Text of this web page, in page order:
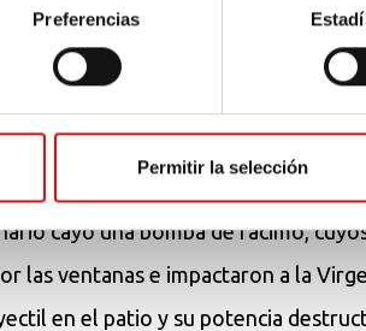
Preferencias
Permitir la selección
que está en un bosque, en el
joven, delgado, con sotana y
a las familias. El seminario fue
cayó una bomba de racimo,
las ventanas e impactaron a la
en el patio y su potencia